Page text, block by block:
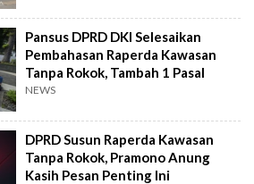
Pansus DPRD DKI Selesaikan
Pembahasan Raperda Kawasan
Tanpa Rokok, Tambah 1 Pasal
NEWS
DPRD Susun Raperda Kawasan
Tanpa Rokok, Pramono Anung
Kasih Pesan Penting Ini